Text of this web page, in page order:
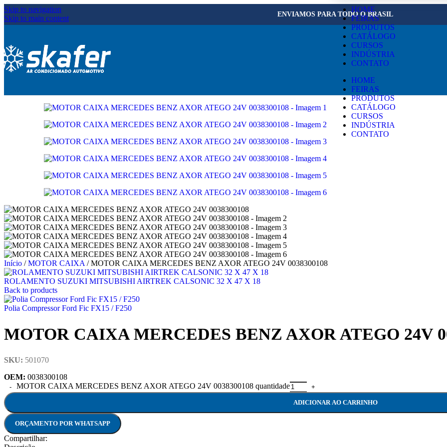
Skip to navigation
Skip to main content
ENVIAMOS PARA TODO O BRASIL
HOME
FEIRAS
PRODUTOS
CATÁLOGO
CURSOS
INDÚSTRIA
CONTATO
HOME
FEIRAS
PRODUTOS
CATÁLOGO
CURSOS
INDÚSTRIA
CONTATO
Início / MOTOR CAIXA / MOTOR CAIXA MERCEDES BENZ AXOR ATEGO 24V 0038300108
ROLAMENTO SUZUKI MITSUBISHI AIRTREK CALSONIC 32 X 47 X 18
Back to products
Polia Compressor Ford Fic FX15 / F250
MOTOR CAIXA MERCEDES BENZ AXOR ATEGO 24V
SKU: 501070
OEM: 0038300108
MOTOR CAIXA MERCEDES BENZ AXOR ATEGO 24V 0038300108 quantidade
ADICIONAR AO CARRINHO
ORÇAMENTO POR WHATSAPP
Compartilhar: